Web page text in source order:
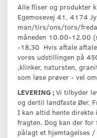
Alle fliser og produkter
Egemosevej 41, 4174
man/tirs/ons/tors/
måneden 10.00-12.00
-18,30 Hvis aftale
vores udstillingen på
,klinker, natursten,
som løse prøver - vel
LEVERING ; Vi tilbyder
og dertil landfaste Øer.
I kan altid hente
fragten. Dog kan der
pålagt et hjemtagelses